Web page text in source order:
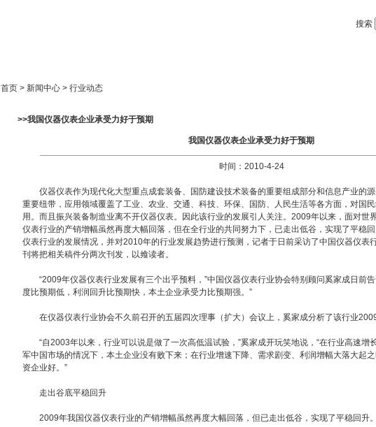
搜索
首页 > 新闻中心 > 行业动态
>>我国仪器仪表企业承受力好于预期
我国仪器仪表企业承受力好于预期
时间：2010-4-24
仪器仪表作为现代化大型重点成套装备、国防建设技术装备的重要组成部分和信息产业的源
重要纽带，应用领域覆盖了工业、农业、交通、科技、环保、国防、人民生活等各方面，对国
用。而且振兴装备制造业离不开仪器仪表。因此该行业的发展引人关注。2009年以来，面对世
仪表行业的产销增幅虽然再度大幅回落，但在全行业的共同努力下，已走出低谷，实现了平稳
仪表行业的发展情况，并对2010年的行业发展趋势进行预测，记者于日前采访了中国仪器仪表
刊将把相关稿件分两次刊发，以飨读者。
“2009年仪器仪表行业发展有三个出乎预料，”中国仪器仪表行业协会特别顾问奚家成日前告
度比预期低，利润回升比预期快，本土企业承受力比预期强。”
在仪器仪表行业协会不久前召开的五届四次理事（扩大）会议上，奚家成分析了该行业2009
“自2003年以来，行业可以说是做了一次高低温试验，”奚家成开玩笑地说，“在行业高速增
军中国市场的情况下，本土企业没有败下来；在行业增速下降、需求剧变、利润增幅大落大起
资企业好。”
走出谷底平稳回升
2009年我国仪器仪表行业的产销增幅虽然再度大幅回落，但已走出低谷，实现了平稳回升。